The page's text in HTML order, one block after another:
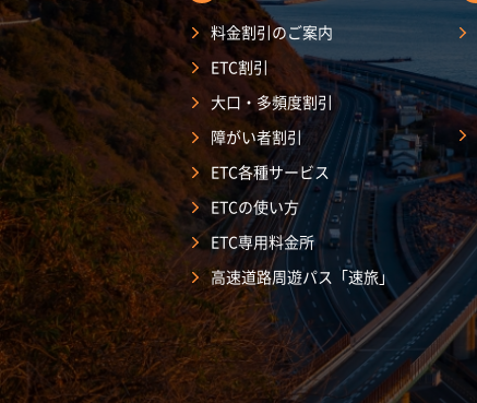
料金割引のご案内
ETC割引
大口・多頻度割引
障がい者割引
ETC各種サービス
ETCの使い方
ETC専用料金所
高速道路周遊パス「速旅」